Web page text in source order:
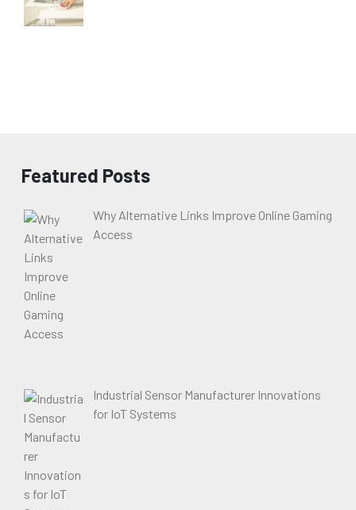
Featured Posts
Why Alternative Links Improve Online Gaming
Access
Industrial Sensor Manufacturer Innovations
for IoT Systems